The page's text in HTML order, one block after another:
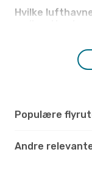
Hvilke
Populære
Andre